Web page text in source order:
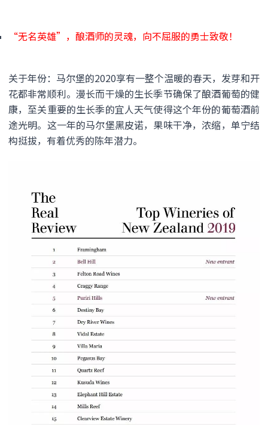
“无名英雄”，酿酒师的灵魂，向不屈服的勇士致敬！
关于年份：马尔堡的2020享有一整个温暖的春天，发芽和开
花都非常顺利。漫长而干燥的生长季节确保了酿酒葡萄的健
康，至关重要的生长季的宜人天气使得这个年份的葡萄酒前
途光明。这一年的马尔堡黑皮诺，果味干净，浓缩，单宁结
构挺拔，有着优秀的陈年潜力。